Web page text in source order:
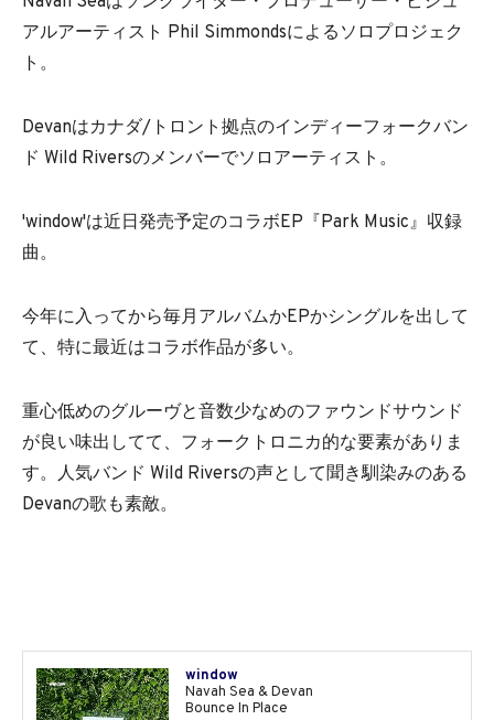
アルアーティスト Phil Simmondsによるソロプロジェク
ト。
Devanはカナダ/トロント拠点のインディーフォークバン
ド Wild Riversのメンバーでソロアーティスト。
'window'は近日発売予定のコラボEP『Park Music』収録
曲。
今年に入ってから毎月アルバムかEPかシングルを出して
て、特に最近はコラボ作品が多い。
重心低めのグルーヴと音数少なめのファウンドサウンド
が良い味出してて、フォークトロニカ的な要素がありま
す。人気バンド Wild Riversの声として聞き馴染みのある
Devanの歌も素敵。
window
Navah Sea & Devan
Bounce In Place